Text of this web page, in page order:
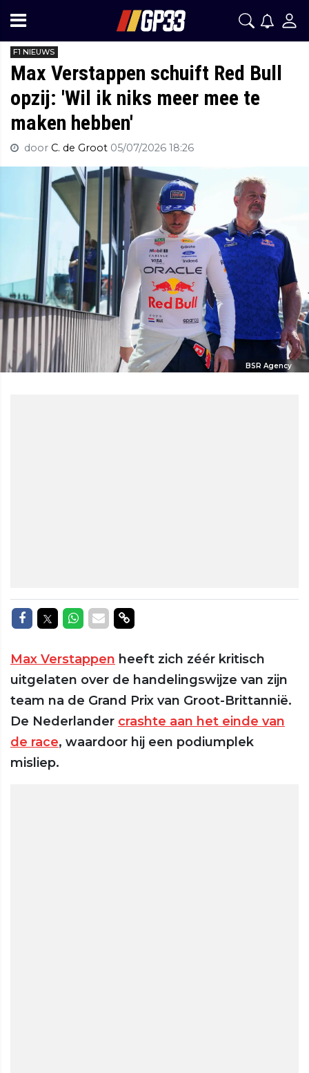
F1 NIEUWS
Max Verstappen schuift Red Bull
opzij: 'Wil ik niks meer mee te
maken hebben'
door C. de Groot 05/07/2026 18:26
BSR Agency
Delen op Facebook
Delen op Twitter
Delen op Whatsapp
Delen via Mail
Delen via link
Max Verstappen heeft zich zéér kritisch
uitgelaten over de handelingswijze van zijn
team na de Grand Prix van Groot-Brittannië.
De Nederlander crashte aan het einde van
de race, waardoor hij een podiumplek
misliep.